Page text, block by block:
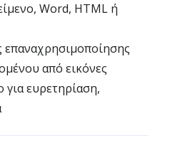
Word, HTML ή
από εικόνες
για ευρετηρίαση,